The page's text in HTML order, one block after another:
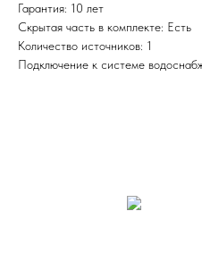
Гарантия: 10 лет
Скрытая часть в комплекте: Есть
Количество источников: 1
Подключение к системе